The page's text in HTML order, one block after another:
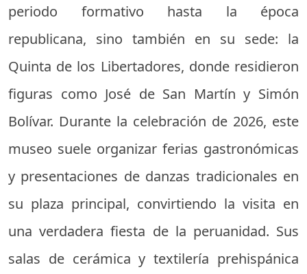
periodo formativo hasta la época
republicana, sino también en su sede: la
Quinta de los Libertadores, donde residieron
figuras como José de San Martín y Simón
Bolívar. Durante la celebración de 2026, este
museo suele organizar ferias gastronómicas
y presentaciones de danzas tradicionales en
su plaza principal, convirtiendo la visita en
una verdadera fiesta de la peruanidad. Sus
salas de cerámica y textilería prehispánica